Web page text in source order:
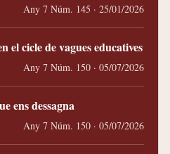
Any 7 Núm. 145 · 25/01/2026
el cicle de vagues educatives
Any 7 Núm. 150 · 05/07/2026
ens dessagna
Any 7 Núm. 150 · 05/07/2026